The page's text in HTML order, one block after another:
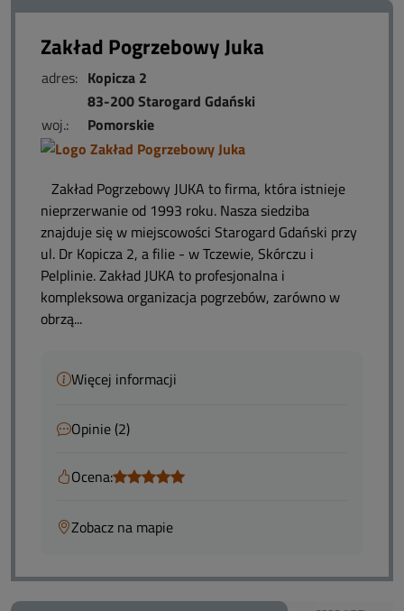
Zakład Pogrzebowy Juka
adres: Kopicza 2
83-200 Starogard Gdański
woj.:
Pomorskie
Zakład Pogrzebowy JUKA to firma, która istnieje
nieprzerwanie od 1993 roku. Nasza siedziba
znajduje się w miejscowości Starogard Gdański przy
ul. Dr Kopicza 2, a filie - w Tczewie, Skórczu i
Pelplinie. Zakład JUKA to profesjonalna i
kompleksowa organizacja pogrzebów, zarówno w
obrzą...
Więcej informacji
Opinie (2)
Ocena:
Zobacz na mapie